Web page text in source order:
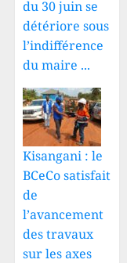
du 30 juin se
détériore sous
l’indifférence
du maire ...
Kisangani : le
BCeCo satisfait
de
l’avancement
des travaux
sur les axes